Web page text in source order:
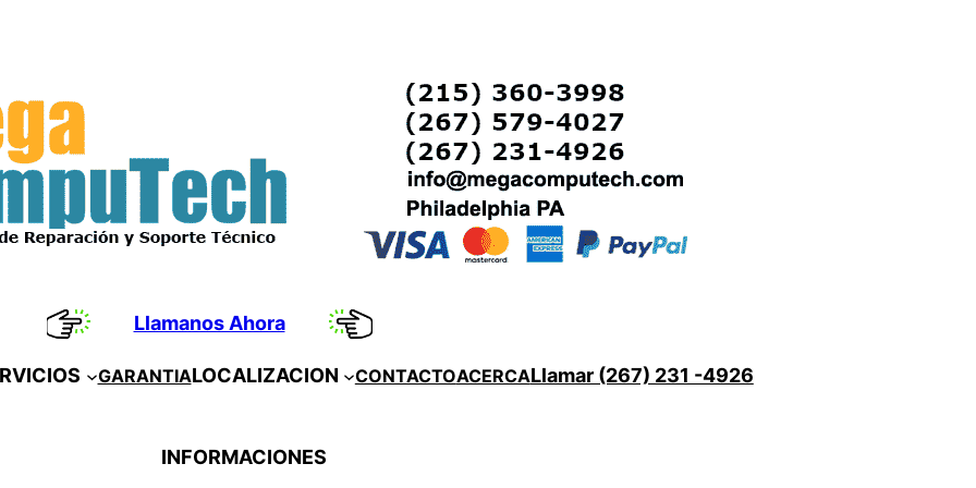
Llamanos Ahora
GARANTIALOCALIZACION CONTACTOACERCALlamar (267) 231 -4926
INFORMACIONES